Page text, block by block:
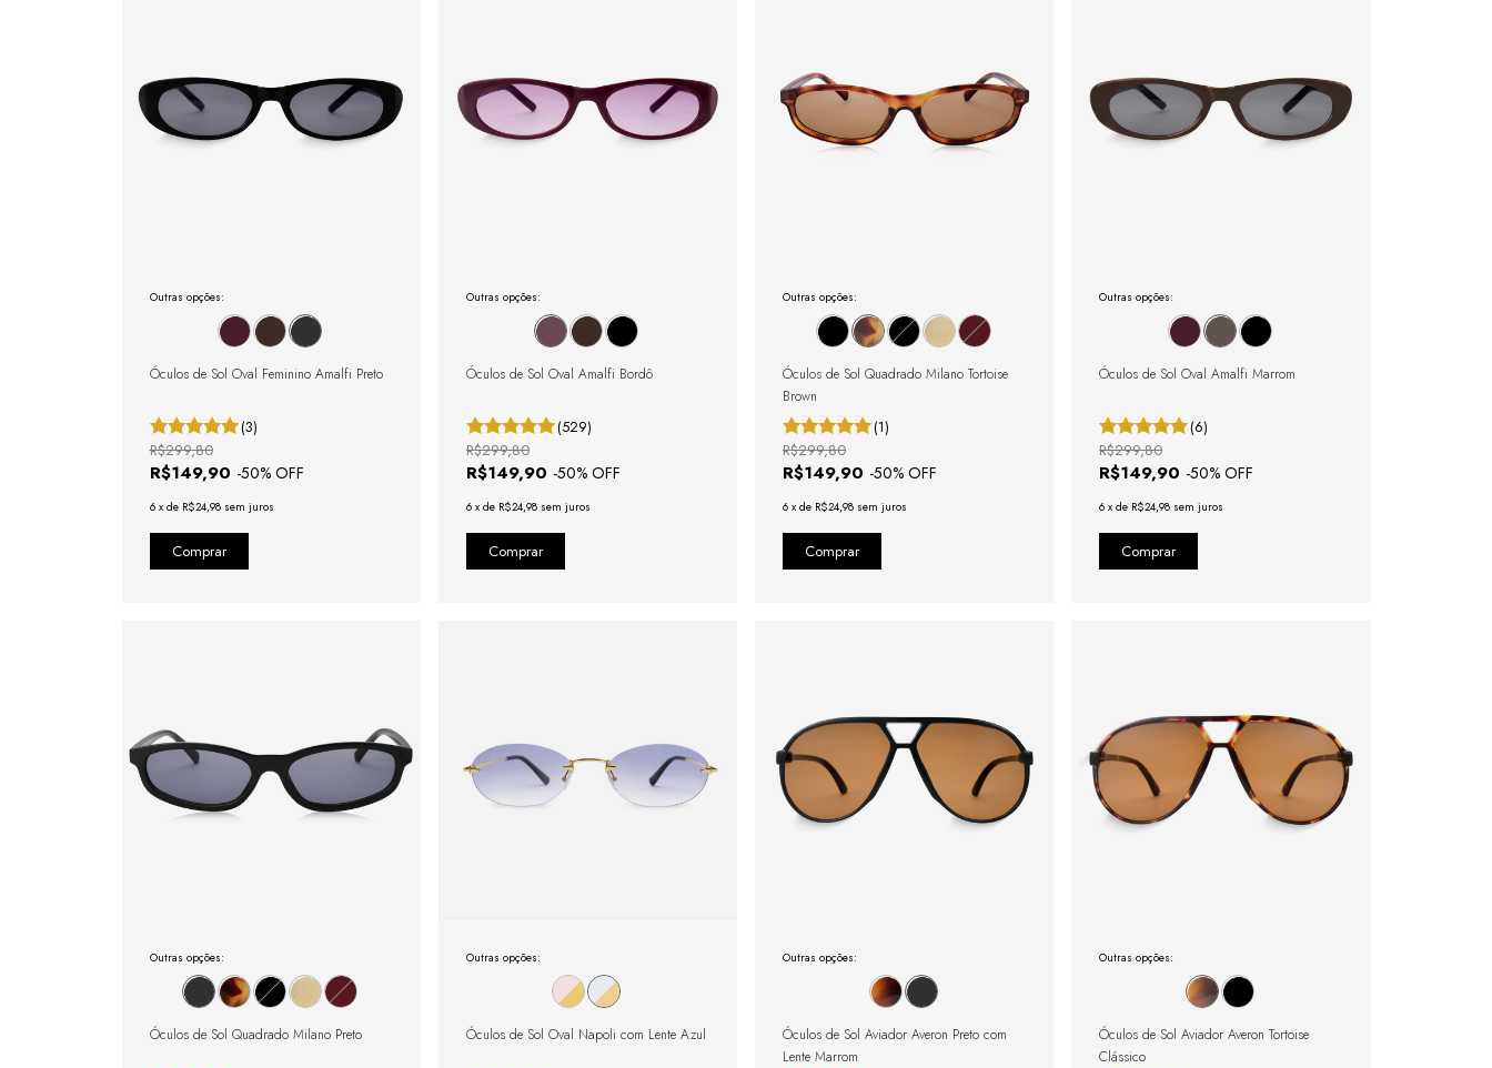
Outras opções:
Óculos de Sol Oval Feminino Amalfi Preto
(3)
R$149,90 -50% OFF
R$299,80
6 x de R$24,98 sem juros
Outras opções:
Óculos de Sol Oval Amalfi Bordô
(529)
R$149,90 -50% OFF
R$299,80
6 x de R$24,98 sem juros
Outras opções:
Óculos de Sol Quadrado Milano Tortoise
Brown
(1)
R$149,90 -50% OFF
R$299,80
6 x de R$24,98 sem juros
Outras opções:
Óculos de Sol Oval Amalfi Marrom
(6)
R$149,90 -50% OFF
R$299,80
6 xde R$24,98 sem juros
Outras opções:
Óculos de Sol Quadrado Milano Preto
Outras opções:
Óculos de Sol Oval Napoli com Lente Azul
Outras opções:
Óculos de Sol Aviador Averon Preto com
Lente Marrom
Outras opções:
Óculos de Sol Aviador Averon Tortoise
Clássico